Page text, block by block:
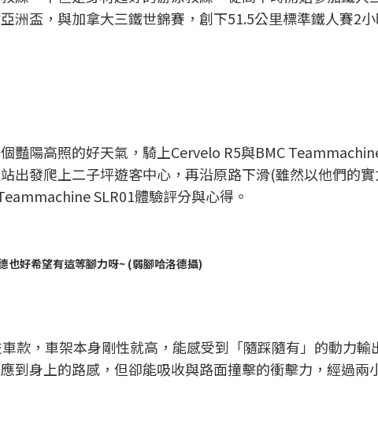
洲盃，與加拿大三鐵世錦賽，創下51.5公里標準鐵人賽2
豔陽高照的好天氣，騎上Cervelo R5與BMC
出發爬上二子坪遊客中心，再沿原路下滑(雖然以他們的
SLR01體驗評分與心得。
好希望有這等腳力呀~ (弱腳哈洛德攝)
款，車架本身剛性就高，能感受到「隨踩隨有」的動力輸
到身上的路感，但卻能吸收與路面撞擊的衝擊力，經過兩